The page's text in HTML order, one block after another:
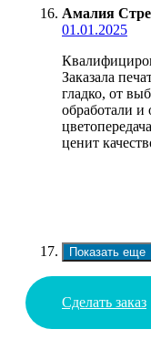
Амалия
01.01.2025
Заказала
гладко, от
обработали и
ценит
Показать еще
Сделать заказ